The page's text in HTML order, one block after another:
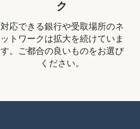
ク
対応できる銀行や受取場所のネ
ットワークは拡大を続けていま
す。ご都合の良いものをお選び
ください。